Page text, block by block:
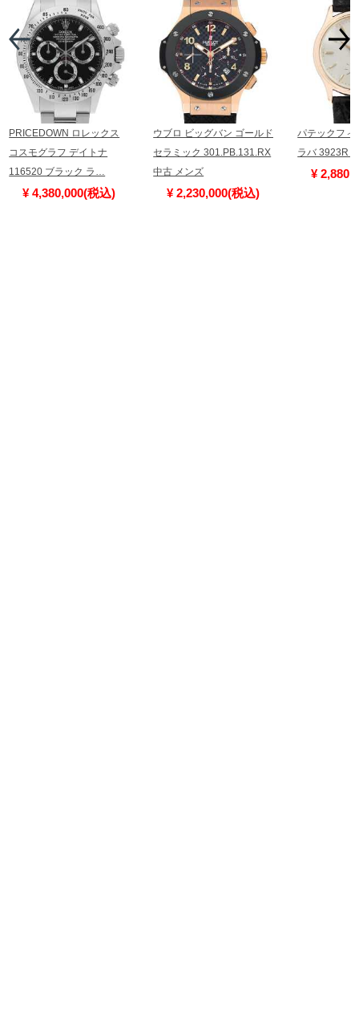
PRICEDOWN ロレックス
コスモグラフ デイトナ
116520 ブラック ラ…
¥ 4,380,000(税込)
ウブロ ビッグバン ゴールド
セラミック 301.PB.131.RX
中古 メンズ
¥ 2,230,000(税込)
パテックフィ
ラバ 3923R
¥